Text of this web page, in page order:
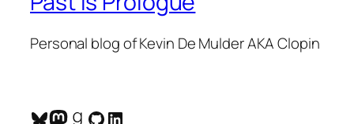
Personal blog of Kevin De Mulder AKA Clopin
Bluesky
Mastodon
Goodreads
GitHub
LinkedIn